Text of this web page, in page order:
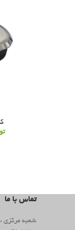
تماس با ما
شعبه مرکزی :